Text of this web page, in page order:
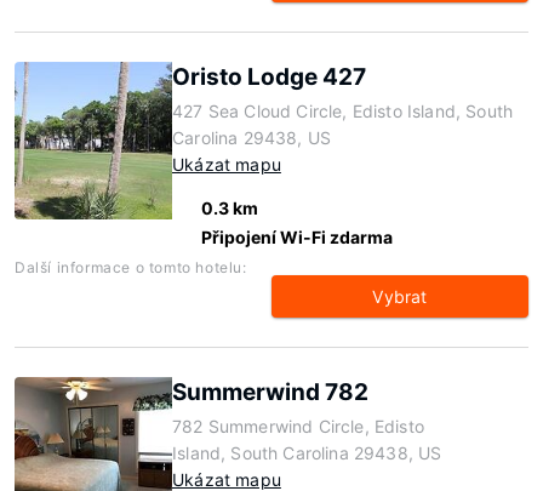
Oristo Lodge 427
427 Sea Cloud Circle, Edisto Island, South
Carolina 29438, US
Ukázat mapu
0.3 km
Připojení Wi-Fi zdarma
Další informace o tomto hotelu:
Vybrat
Summerwind 782
782 Summerwind Circle, Edisto
Island, South Carolina 29438, US
Ukázat mapu